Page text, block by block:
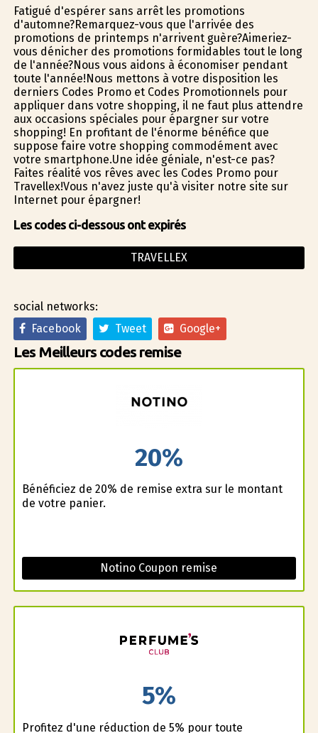
Fatigué d'espérer sans arrêt les promotions
d'automne?Remarquez-vous que l'arrivée des
promotions de printemps n'arrivent guère?Aimeriez-
vous dénicher des promotions formidables tout le long
de l'année?Nous vous aidons à économiser pendant
toute l'année!Nous mettons à votre disposition les
derniers Codes Promo et Codes Promotionnels pour
appliquer dans votre shopping, il ne faut plus attendre
aux occasions spéciales pour épargner sur votre
shopping! En profitant de l'énorme bénéfice que
suppose faire votre shopping commodément avec
votre smartphone.Une idée géniale, n'est-ce pas?
Faites réalité vos rêves avec les Codes Promo pour
Travellex!Vous n'avez juste qu'à visiter notre site sur
Internet pour épargner!
Les codes ci-dessous ont expirés
TRAVELLEX
social networks:
Facebook
Tweet Google+
Les Meilleurs codes remise
20%
Bénéficiez de 20% de remise extra sur le montant
de votre panier.
Notino Coupon remise
5%
Profitez d'une réduction de 5% pour toute